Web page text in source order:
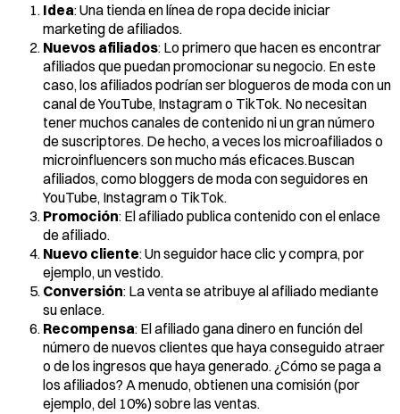
Idea: Una tienda en línea de ropa decide iniciar
marketing de afiliados.
Nuevos afiliados: Lo primero que hacen es encontrar
afiliados que puedan promocionar su negocio. En este
caso, los afiliados podrían ser blogueros de moda con un
canal de YouTube, Instagram o TikTok. No necesitan
tener muchos canales de contenido ni un gran número
de suscriptores. De hecho, a veces los microafiliados o
microinfluencers son mucho más eficaces.Buscan
afiliados, como bloggers de moda con seguidores en
YouTube, Instagram o TikTok.
Promoción: El afiliado publica contenido con el enlace
de afiliado.
Nuevo cliente: Un seguidor hace clic y compra, por
ejemplo, un vestido.
Conversión: La venta se atribuye al afiliado mediante
su enlace.
Recompensa: El afiliado gana dinero en función del
número de nuevos clientes que haya conseguido atraer
o de los ingresos que haya generado. ¿Cómo se paga a
los afiliados? A menudo, obtienen una comisión (por
ejemplo, del 10%) sobre las ventas.